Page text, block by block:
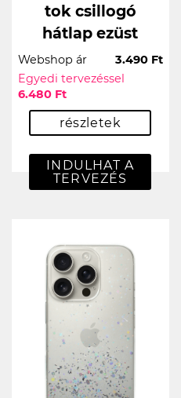
tok csillogó
hátlap ezüst
Webshop ár
3.490 Ft
Egyedi tervezéssel
6.480 Ft
részletek
INDULHAT A
TERVEZÉS